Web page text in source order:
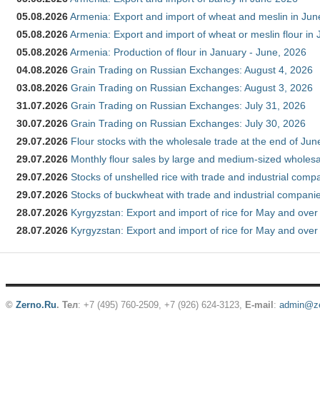
05.08.2026Armenia: Export and import of wheat and meslin in
05.08.2026Armenia: Export and import of wheat or meslin flour in
05.08.2026Armenia: Production of flour in January - June, 2026
04.08.2026 Grain Trading on Russian Exchanges: August 4, 2026
03.08.2026 Grain Trading on Russian Exchanges: August 3, 2026
31.07.2026 Grain Trading on Russian Exchanges: July 31, 2026
30.07.2026 Grain Trading on Russian Exchanges: July 30, 2026
29.07.2026 Flour stocks with the wholesale trade at the end of
29.07.2026 Monthly flour sales by large and medium-sized
29.07.2026 Stocks of unshelled rice with trade and industrial
29.07.2026 Stocks of buckwheat with trade and industrial
28.07.2026 Kyrgyzstan: Export and import of rice for May and
28.07.2026 Kyrgyzstan: Export and import of rice for May and
© Zerno.Ru. Тел: +7 (495) 760-2509, +7 (926) 624-3123, E-mail :